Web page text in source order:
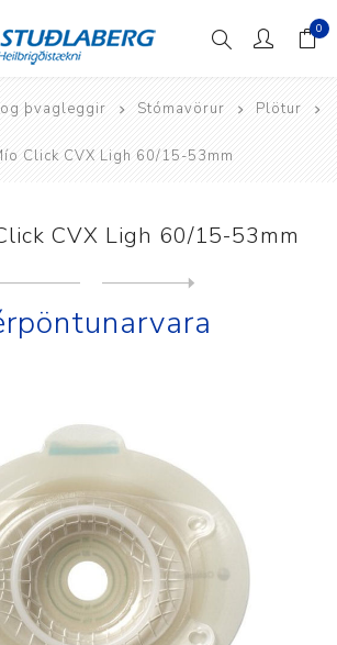
0
þvagleggir Stómavörur Plötur
Click CVX Ligh 60/15-53mm
CVX Ligh 60/15-53mm